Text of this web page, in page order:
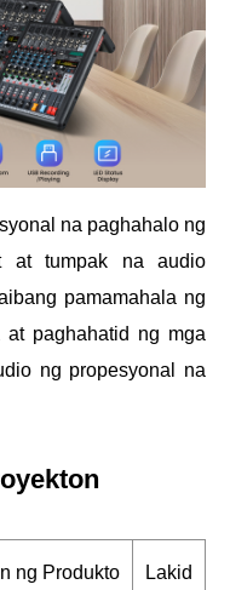
na paghahalo ng
at tumpak na audio
pamamahala ng
at paghahatid ng mga
ng propesyonal na
ng Produkto Lakid